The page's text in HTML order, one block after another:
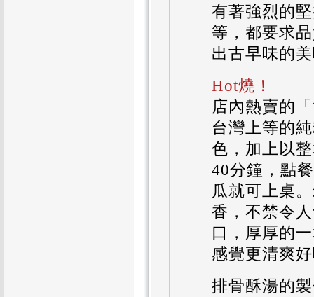
有著強烈的
等，都要求
出古早味的
Hot燒！
店內熱賣的
台灣上等的
色，加上以
40分鐘，點
瓜就可上桌
香，不禁令
口，厚厚的
感覺更清爽
排骨酥湯的